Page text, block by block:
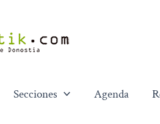
Secciones Agenda